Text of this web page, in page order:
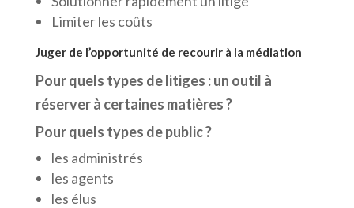
Limiter les coûts
Juger de l’opportunité de recourir à la médiation
Pour quels types de litiges : un outil à
réserver à certaines matières ?
Pour quels types de public?
les administrés
les agents
les élus